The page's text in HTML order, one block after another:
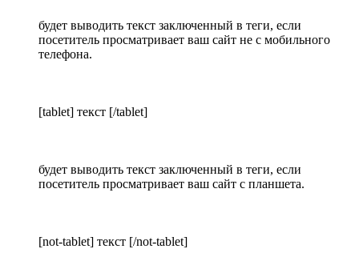
будет выводить текст заключенный в теги, если
посетитель просматривает ваш сайт не с мобильного
телефона.
[tablet] текст [/tablet]
будет выводить текст заключенный в теги, если
посетитель просматривает ваш сайт с планшета.
[not-tablet] текст [/not-tablet]